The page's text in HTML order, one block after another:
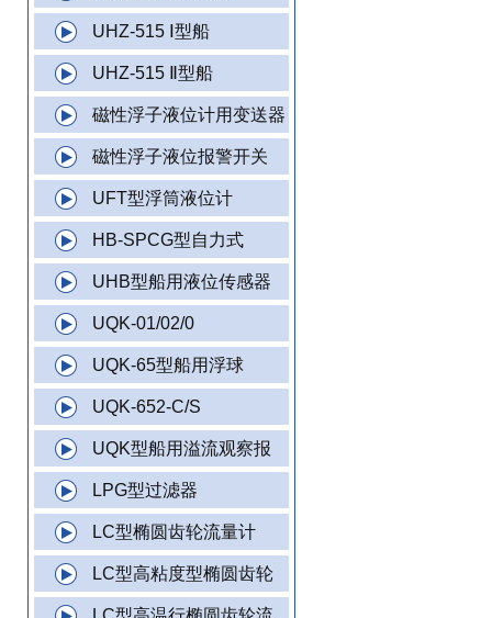
UHZ-515 Ⅰ型船
UHZ-515 Ⅱ型船
磁性浮子液位计用变送器
磁性浮子液位报警开关
UFT型浮筒液位计
HB-SPCG型自力式
UHB型船用液位传感器
UQK-01/02/0
UQK-65型船用浮球
UQK-652-C/S
UQK型船用溢流观察报
LPG型过滤器
LC型椭圆齿轮流量计
LC型高粘度型椭圆齿轮